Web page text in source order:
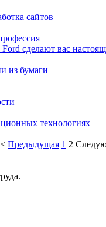
сайтов
сделают вас
из бумаги
технологиях
< Предыдущая 1 2